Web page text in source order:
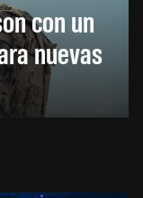
con un
nuevas